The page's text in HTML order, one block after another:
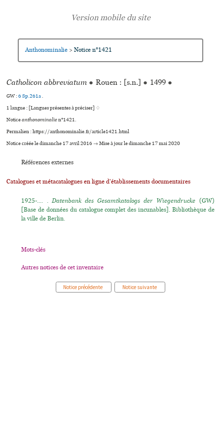
Anthonominalie > Notice n°1421
Catholicon abbre­via­tum ● Rouen : [s.n.] ● 1499 ●
GW :6 Sp.261a.
1 langue : [Langues présentes à préciser] ♢
Noticeanthonominalien°1421.
Permalien : https://anthonominalie.fr/article1421.html
Notice créée le dimanche 17 avril 2016 → Mise à jour le dimanche 17 mai 2020
Références externes
Catalogues et métacatalogues en ligne d'établissements documentaires
1925-.... .Datenbank des Gesamtkatalogs der Wiegendrucke (GW)
[Base de données du catalogue complet des incunables]. Bibliothèque de
la ville de Berlin.
Mots-clés
Autres notices de cet inventaire
Notice précédente Notice suivante